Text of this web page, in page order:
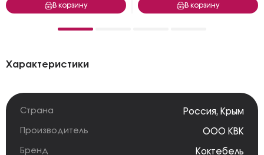
В корзину В корзину
Характеристики
Страна Россия, Крым
Производитель ООО КВК
Бренд Коктебель